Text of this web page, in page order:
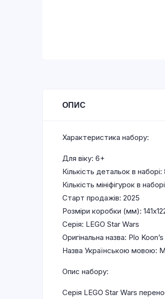
ОПИС
Характеристика набору:
Для віку: 6+
Кількість детальок в наборі:
Кількість мініфігурок в
Старт продажів: 2025
Розміри коробки (мм):
Серія: LEGO Star Wars
Оригінальна назва: Plo
Назва Українською мовою:
Опис набору:
Серія LEGO Star Wars